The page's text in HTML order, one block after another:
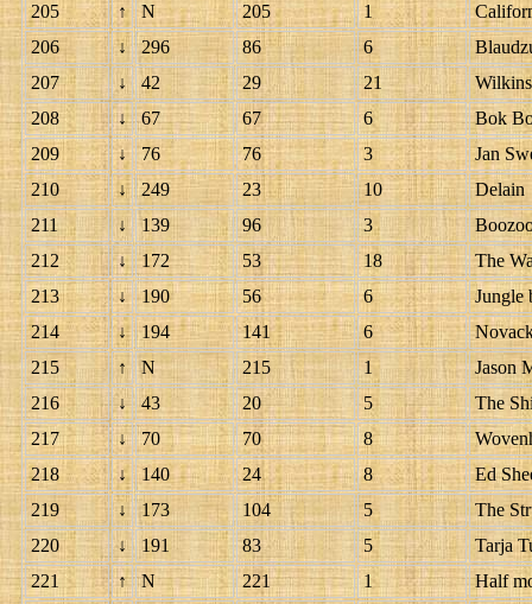
205
↑ N 205 1
206
↓ 296 86 6
207
↓ 42 29 21
208
↓ 67 67 6
Bok
209
↓ 76 76 3
Jan
210
↓ 249 23 10
Delain
211
↓ 139 96 3
212
↓ 172 53 18
The
213
↓ 190 56 6
Jungle
214
↓ 194 141 6
215
↑ N 215 1
Jason
216
↓ 43 20 5
The
217
↓ 70 70 8
218
↓ 140 24 8
Ed
219
↓ 173 104 5
The
220
↓ 191 83 5
Tarja
221
↑ N 221 1
Half